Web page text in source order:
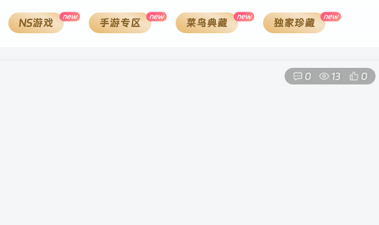
NS游戏 new 手游专区 new 菜鸟典藏 new 独家珍藏 new
0 13 0